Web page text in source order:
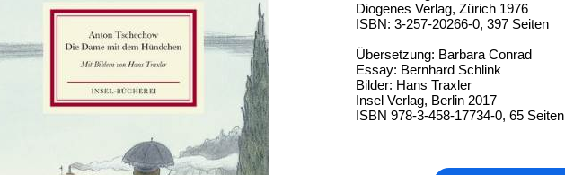
Diogenes Verlag, Zürich 1976
ISBN: 3-257-20266-0, 397 Seiten
Übersetzung: Barbara Conrad
Essay: Bernhard Schlink
Bilder: Hans Traxler
Insel Verlag, Berlin 2017
ISBN 978-3-458-17734-0, 65 Seiten